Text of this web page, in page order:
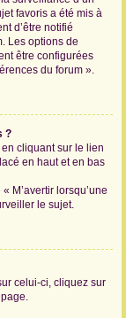
favoris a été mis à
d’être notifié
Les options de
être configurées
du forum ».
?
cliquant sur le lien
en haut et en bas
M’avertir lorsqu’une
le sujet.
celui-ci, cliquez sur